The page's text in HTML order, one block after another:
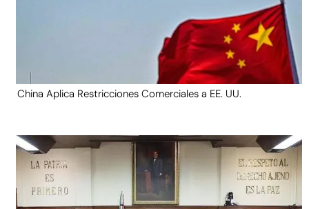
China Aplica Restricciones Comerciales a EE. UU.